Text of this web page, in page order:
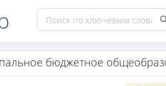
бюджетное